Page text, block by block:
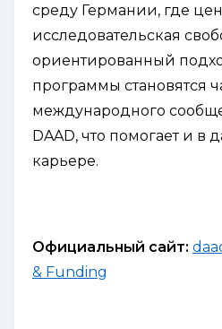
среду Германии, где
исследовательская
ориентированный
программы становятся
международного
DAAD, что помогает и в
карьере.
Официальный сайт:
& Funding